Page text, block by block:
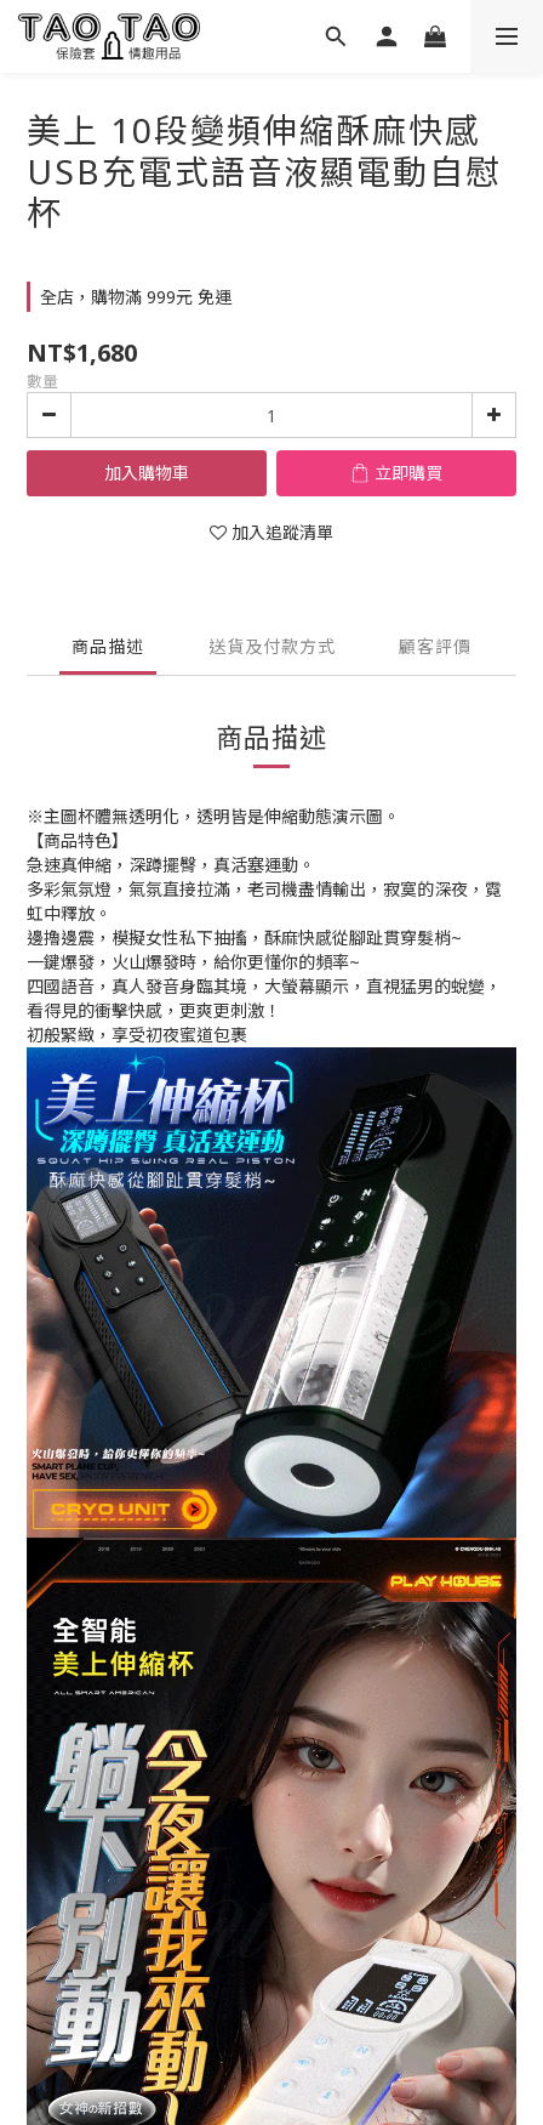
美上 10段變頻伸縮酥麻快感
USB充電式語音液顯電動自慰
杯
全店，購物滿 999元 免運
NT$1,680
數量
加入購物車 立即購買
加入追蹤清單
商品描述 送貨及付款方式 顧客評價
商品描述
※主圖杯體無透明化，透明皆是伸縮動態演示圖。
【商品特色】
急速真伸縮，深蹲擺臀，真活塞運動。
多彩氣氛燈，氣氛直接拉滿，老司機盡情輸出，寂寞的深夜，霓
虹中釋放。
邊擼邊震，模擬女性私下抽搐，酥麻快感從腳趾貫穿髮梢~
一鍵爆發，火山爆發時，給你更懂你的頻率~
四國語音，真人發音身臨其境，大螢幕顯示，直視猛男的蛻變，
看得見的衝擊快感，更爽更刺激！
初般緊緻，享受初夜蜜道包裹